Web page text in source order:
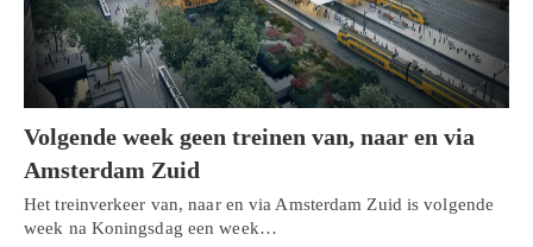
Volgende week geen treinen van, naar en via
Amsterdam Zuid
Het treinverkeer van, naar en via Amsterdam Zuid is volgende
week na Koningsdag een week…